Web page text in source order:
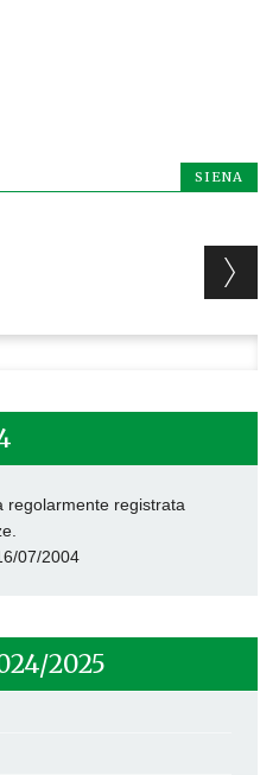
SIENA
regolarmente registrata
07/2004
2025